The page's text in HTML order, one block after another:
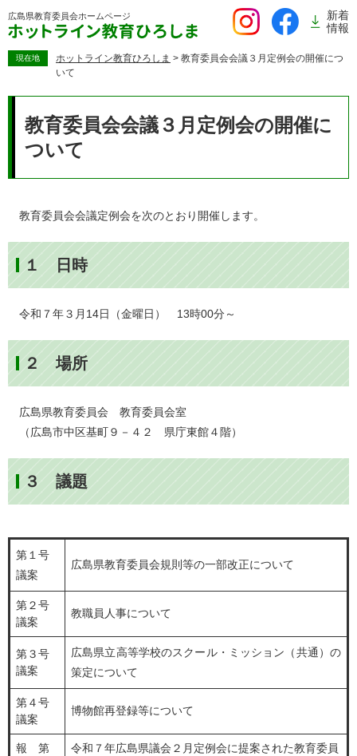
ー
広島県教育委員会ホームページ
新着
情報
現在地 ホットライン教育ひろしま > 教育委員会会議３月定例会の開催につ
いて
教育委員会会議３月定例会の開催に
ついて
教育委員会会議定例会を次のとおり開催します。
１ 日時
令和７年３月14日（金曜日） 13時00分～
２ 場所
広島県教育委員会 教育委員会室
（広島市中区基町９－４２ 県庁東館４階）
３ 議題
第１号
議案
広島県教育委員会規則等の一部改正について
第２号
議案
教職員人事について
第３号
議案
広島県立高等学校のスクール・ミッション（共通）の
策定について
第４号
議案
博物館再登録等について
報 第
令和７年広島県議会２月定例会に提案された教育委員